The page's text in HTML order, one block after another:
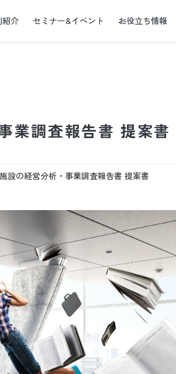
紹介 セミナー&イベント お役立ち情報
業調査報告書 提案書
設の経営分析・事業調査報告書 提案書